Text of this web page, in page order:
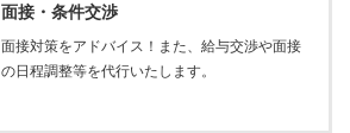
面接・条件交渉
面接対策をアドバイス！また、給与交渉や面接
の日程調整等を代行いたします。